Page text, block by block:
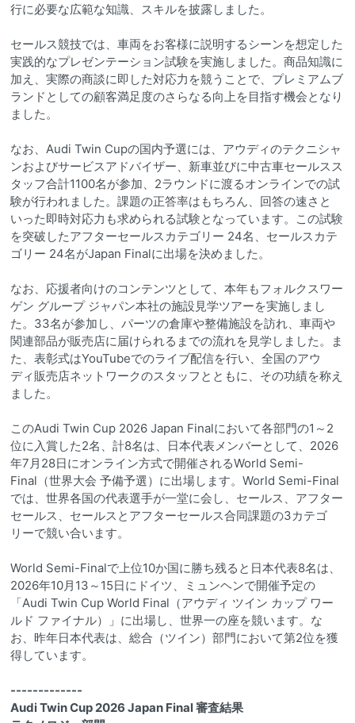
行に必要な広範な知識、スキルを披露しました。
セールス競技では、車両をお客様に説明するシーンを想定した
実践的なプレゼンテーション試験を実施しました。商品知識に
加え、実際の商談に即した対応力を競うことで、プレミアムブ
ランドとしての顧客満足度のさらなる向上を目指す機会となり
ました。
なお、Audi Twin Cupの国内予選には、アウディのテクニシャ
ンおよびサービスアドバイザー、新車並びに中古車セールスス
タッフ合計1100名が参加、2ラウンドに渡るオンラインでの試
験が行われました。課題の正答率はもちろん、回答の速さと
いった即時対応力も求められる試験となっています。この試験
を突破したアフターセールスカテゴリー 24名、セールスカテ
ゴリー 24名がJapan Finalに出場を決めました。
なお、応援者向けのコンテンツとして、本年もフォルクスワー
ゲン グループ ジャパン本社の施設見学ツアーを実施しまし
た。33名が参加し、パーツの倉庫や整備施設を訪れ、車両や
関連部品が販売店に届けられるまでの流れを見学しました。ま
た、表彰式はYouTubeでのライブ配信を行い、全国のアウ
ディ販売店ネットワークのスタッフとともに、その功績を称え
ました。
このAudi Twin Cup 2026 Japan Finalにおいて各部門の1～2
位に入賞した2名、計8名は、日本代表メンバーとして、2026
年7月28日にオンライン方式で開催されるWorld Semi-
Final（世界大会 予備予選）に出場します。World Semi-Final
では、世界各国の代表選手が一堂に会し、セールス、アフター
セールス、セールスとアフターセールス合同課題の3カテゴ
リーで競い合います。
World Semi-Finalで上位10か国に勝ち残ると日本代表8名は、
2026年10月13～15日にドイツ、ミュンヘンで開催予定の
「Audi Twin Cup World Final（アウディ ツイン カップ ワー
ルド ファイナル）」に出場し、世界一の座を競います。な
お、昨年日本代表は、総合（ツイン）部門において第2位を獲
得しています。
-------------
Audi Twin Cup 2026 Japan Final 審査結果